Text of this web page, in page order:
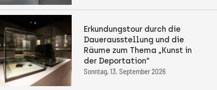
Erkundungstour durch die
Dauerausstellung und die
Räume zum Thema „Kunst in
der Deportation“
Sonntag, 13. September 2026